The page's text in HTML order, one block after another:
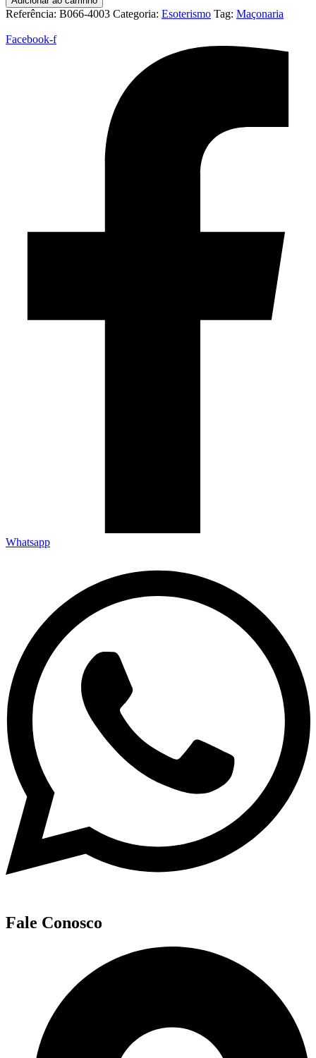
Referência: B066-4003 Categoria: Esoterismo Tag: Maçonaria
Facebook-f
Whatsapp
Fale Conosco